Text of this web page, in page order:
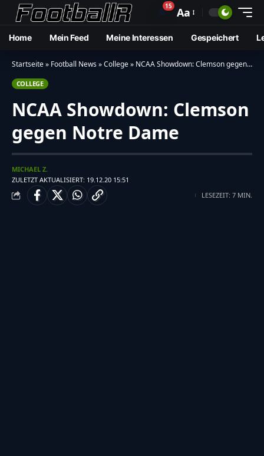
🔔15 Aa
Home Mein Feed Meine Interessen Gespeichert
Startseite» Football News»College» NCAA Showdown: Clemson gegen Notre Dame
COLLEGE
NCAA Showdown: Clemson
gegen Notre Dame
ZULETZT AKTUALISIERT: 19.12.20 15:51
MICHAEL Z.
LESEZEIT: 7 MIN.